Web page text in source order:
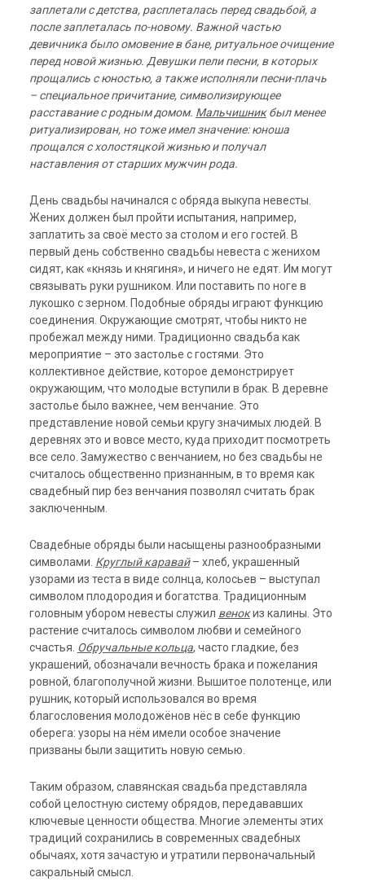
заплетали с детства, расплеталась перед свадьбой, а
после заплеталась по-новому. Важной частью
девичника было омовение в бане, ритуальное очищение
перед новой жизнью. Девушки пели песни, в которых
прощались с юностью, а также исполняли песни-плачь
– специальное причитание, символизирующее
расставание с родным домом. Мальчишникбыл менее
ритуализирован, но тоже имел значение: юноша
прощался с холостяцкой жизнью и получал
наставления от старших мужчин рода.
День свадьбы начинался с обряда выкупа невесты.
Жених должен был пройти испытания, например,
заплатить за своё место за столом и его гостей. В
первый день собственно свадьбы невеста с женихом
сидят, как «князь и княгиня», и ничего не едят. Им могут
связывать руки рушником. Или поставить по ноге в
лукошко с зерном. Подобные обряды играют функцию
соединения. Окружающие смотрят, чтобы никто не
пробежал между ними. Традиционно свадьба как
мероприятие – это застолье с гостями. Это
коллективное действие, которое демонстрирует
окружающим, что молодые вступили в брак. В деревне
застолье было важнее, чем венчание. Это
представление новой семьи кругу значимых людей. В
деревнях это и вовсе место, куда приходит посмотреть
все село. Замужество с венчанием, но без свадьбы не
считалось общественно признанным, в то время как
свадебный пир без венчания позволял считать брак
заключенным.
Свадебные обряды были насыщены разнообразными
символами. Круглый каравай– хлеб, украшенный
узорами из теста в виде солнца, колосьев – выступал
символом плодородия и богатства. Традиционным
головным убором невесты служил венокиз калины. Это
растение считалось символом любви и семейного
счастья. Обручальные кольца, часто гладкие, без
украшений, обозначали вечность брака и пожелания
ровной, благополучной жизни. Вышитое полотенце, или
рушник, который использовался во время
благословения молодожёнов нёс в себе функцию
оберега: узоры на нём имели особое значение
призваны были защитить новую семью.
Таким образом, славянская свадьба представляла
собой целостную систему обрядов, передававших
ключевые ценности общества. Многие элементы этих
традиций сохранились в современных свадебных
обычаях, хотя зачастую и утратили первоначальный
сакральный смысл.